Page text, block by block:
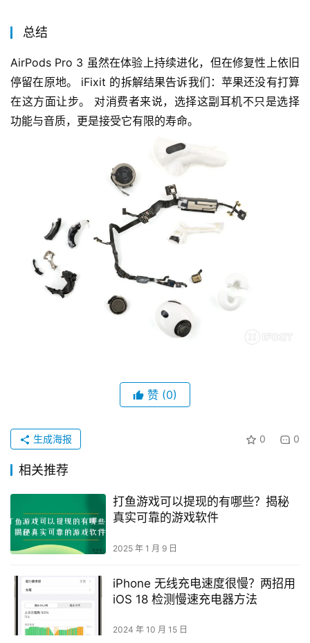
总结
AirPods Pro 3 虽然在体验上持续进化，但在修复性上依旧
停留在原地。 iFixit 的拆解结果告诉我们：苹果还没有打算
在这方面让步。 对消费者来说，选择这副耳机不只是选择
功能与音质，更是接受它有限的寿命。
赞 (0)
0 0
生成海报
相关推荐
打鱼游戏可以提现的有哪些？揭秘
真实可靠的游戏软件
2025 年 1 月 9 日
iPhone 无线充电速度很慢？两招用
iOS 18 检测慢速充电器方法
2024 年 10 月 15 日